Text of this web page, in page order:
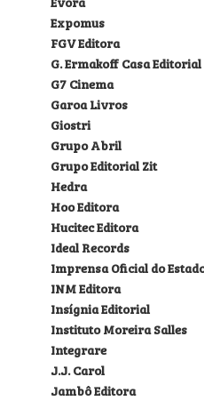
Expomus
FGV Editora
G. Ermakoff Casa Editorial
G7 Cinema
Garoa Livros
Giostri
Grupo Abril
Grupo Editorial Zit
Hedra
Hoo Editora
Hucitec Editora
Ideal Records
Imprensa Oficial do
INM Editora
Insígnia Editorial
Instituto Moreira Salles
Integrare
J.J. Carol
Jambô Editora